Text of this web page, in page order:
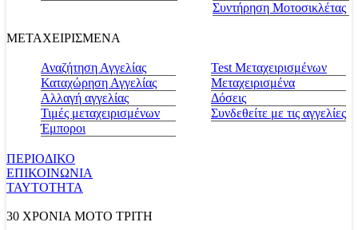
Συντήρηση Μοτοσικλέτας
ΜΕΤΑΧΕΙΡΙΣΜΕΝΑ
Αναζήτηση Αγγελίας
Καταχώρηση Αγγελίας
Αλλαγή αγγελίας
Τιμές μεταχειρισμένων
Έμποροι
Test Μεταχειρισμένων
Μεταχειρισμένα
Δόσεις
Συνδεθείτε με τις αγγελίες
ΠΕΡΙΟΔΙΚΟ
ΕΠΙΚΟΙΝΩΝΙΑ
ΤΑΥΤΟΤΗΤΑ
30 ΧΡΟΝΙΑ MOTO ΤΡΙΤΗ